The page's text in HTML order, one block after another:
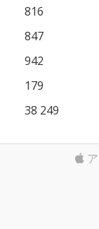
816
847
942
179
38 249